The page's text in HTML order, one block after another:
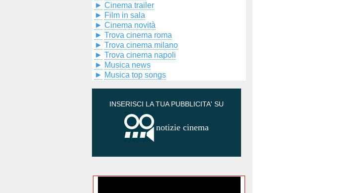
► Cinema trailer
► Film in sala
► Cinema novità
► Trova cinema roma
► Trova cinema milano
► Trova cinema napoli
► Musica news
► Musica top songs
INSERISCI LA TUA PUBBLICITA' SU
notizie cinema